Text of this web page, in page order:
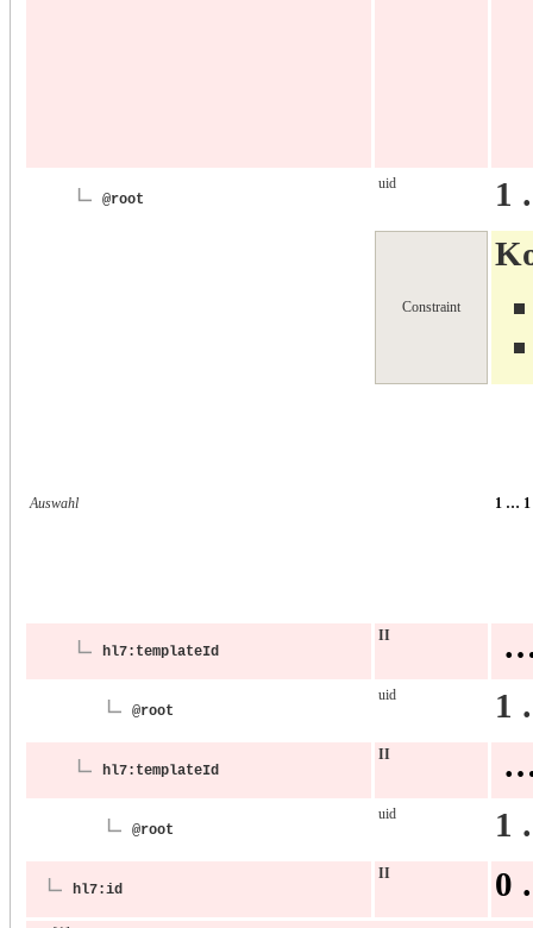
@root
uid 1
Constraint
Auswahl 1 … 1
hl7:templateId
II
@root
uid 1
hl7:templateId
II
@root
uid 1
hl7:id
II 0